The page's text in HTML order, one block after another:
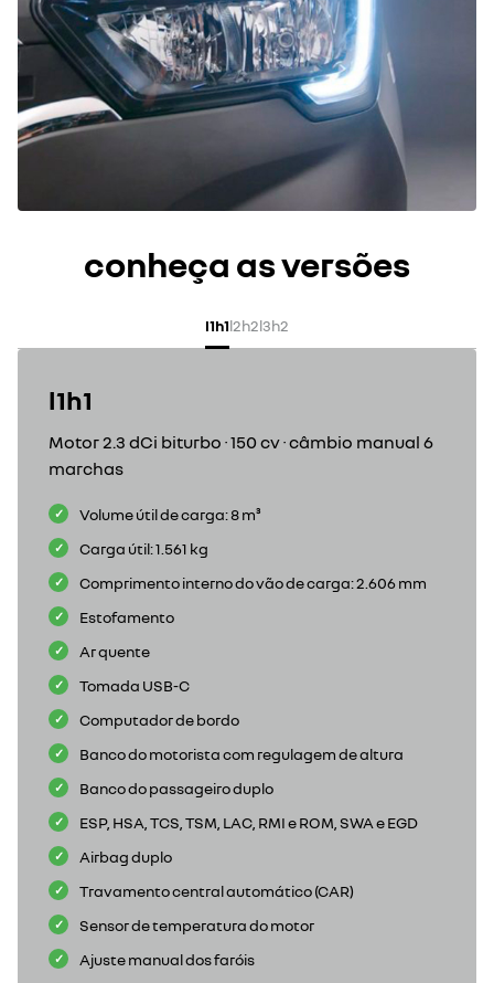
conheça as versões
l1h1l2h2l3h2
l1h1
Motor 2.3 dCi biturbo · 150 cv · câmbio manual 6
marchas
Volume útil de carga: 8 m³
Carga útil: 1.561 kg
Comprimento interno do vão de carga: 2.606 mm
Estofamento
Ar quente
Tomada USB-C
Computador de bordo
Banco do motorista com regulagem de altura
Banco do passageiro duplo
ESP, HSA, TCS, TSM, LAC, RMI e ROM, SWA e EGD
Airbag duplo
Travamento central automático (CAR)
Sensor de temperatura do motor
Ajuste manual dos faróis